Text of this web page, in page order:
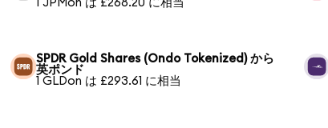
1 JPMon は £268.20 に相当
SPDR Gold Shares (Ondo Tokenized) から
英ポンド
1 GLDon は £293.61 に相当